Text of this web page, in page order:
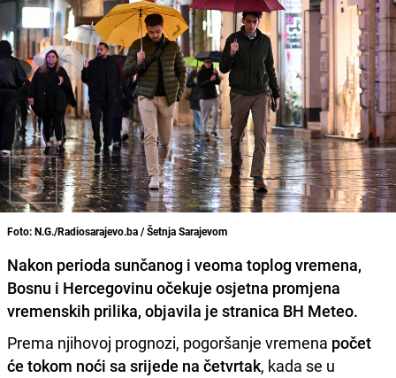
Foto: N.G./Radiosarajevo.ba / Šetnja Sarajevom
Nakon perioda sunčanog i veoma toplog vremena,
Bosnu i Hercegovinu očekuje osjetna promjena
vremenskih prilika, objavila je stranica BH Meteo.
Prema njihovoj prognozi, pogoršanje vremena počet
će tokom noći sa srijede na četvrtak, kada se u